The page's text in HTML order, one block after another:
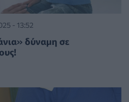
- 13:52
δύναμη σε